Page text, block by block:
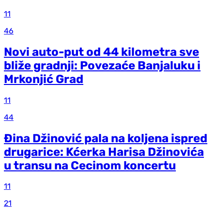
11
46
Novi auto-put od 44 kilometra sve
bliže gradnji: Povezaće Banjaluku i
Mrkonjić Grad
11
44
Đina Džinović pala na koljena ispred
drugarice: Kćerka Harisa Džinovića
u transu na Cecinom koncertu
11
21